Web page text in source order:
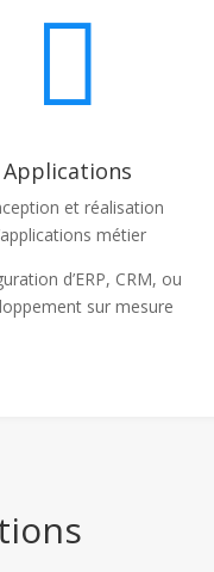

Applications
et réalisation
métier
d’ERP, CRM, ou
sur mesure